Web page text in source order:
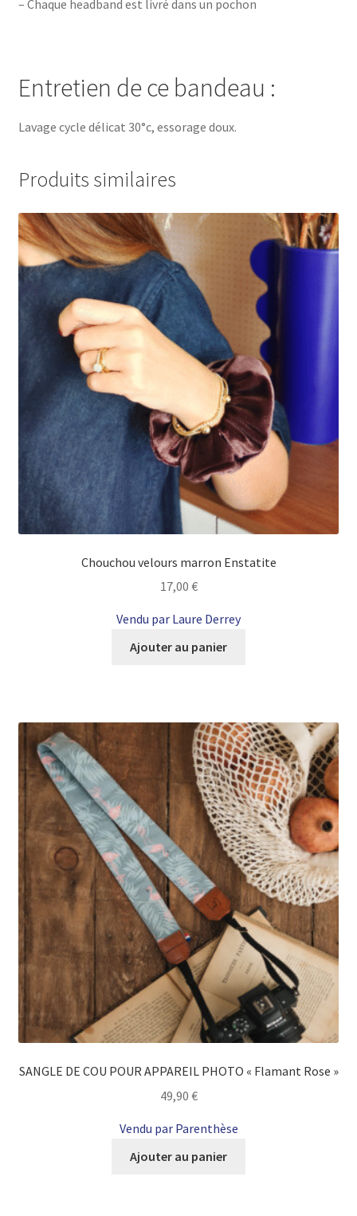
– Chaque headband est livré dans un pochon
Entretien de ce bandeau :
Lavage cycle délicat 30°c, essorage doux.
Produits similaires
Chouchou velours marron Enstatite
17,00 €
Vendu par Laure Derrey
Ajouter au panier
SANGLE DE COU POUR APPAREIL PHOTO « Flamant Rose »
49,90 €
Vendu par Parenthèse
Ajouter au panier